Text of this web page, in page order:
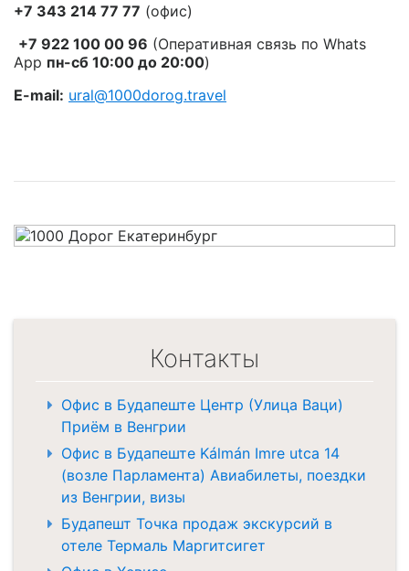
+7 343 214 77 77 (офис)
+7 922 100 00 96 (Оперативная связь по Whats
App пн-сб 10:00 до 20:00)
E-mail: ural@1000dorog.travel
Контакты
Офис в Будапеште Центр (Улица Ваци)
Приём в Венгрии
Офис в Будапеште Kálmán Imre utca 14
(возле Парламента) Авиабилеты, поездки
из Венгрии, визы
Будапешт Точка продаж экскурсий в
отеле Термаль Маргитсигет